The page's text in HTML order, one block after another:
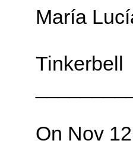
María
Tinkerbell
On Nov